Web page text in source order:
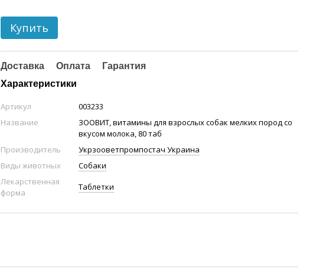
Купить
Доставка Оплата
Гарантия
Характеристики
Артикул
003233
Название
ЗООВИТ, витамины для взрослых собак мелких пород со
вкусом молока, 80 таб
Производитель
Укрзооветпромпостач Украина
Виды животных
Собаки
Лекарственная
форма
Таблетки